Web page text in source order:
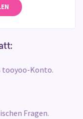
tooyoo-Konto.
Fragen.